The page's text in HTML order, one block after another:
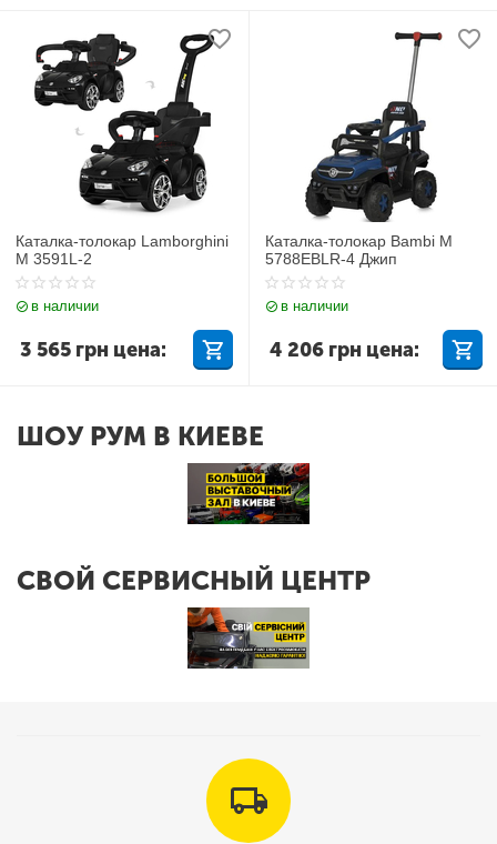
Каталка-толокар Lamborghini
M 3591L-2
в наличии
3 565 грн цена:
Каталка-толокар Bambi M
5788EBLR-4 Джип
в наличии
4 206 грн цена:
ШОУ РУМ В КИЕВЕ
СВОЙ СЕРВИСНЫЙ ЦЕНТР